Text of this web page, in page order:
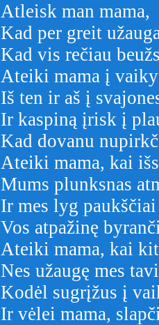
Atleisk man mama,
Kad per greit
Kad vis rečiau
Ateiki mama į
Iš ten ir aš į
Ir kaspiną įrisk į
Kad dovanu
Ateiki mama, kai
Mums plunksnas
Ir mes lyg
Vos atpažinę
Ateiki mama, kai
Nes užaugę mes
Kodėl sugrįžus į
Ir vėlei mama,